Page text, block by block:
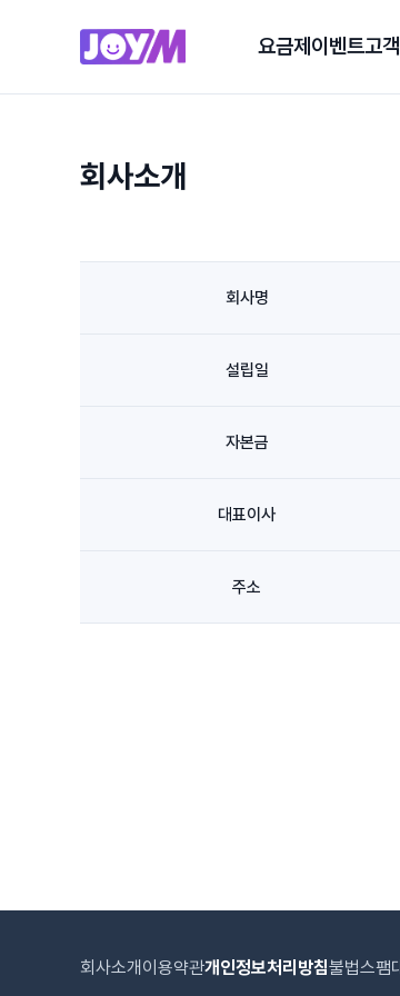
요금제 이벤트고
회사소개
회사명
설립일
자본금
대표이사
주소
회사소개 이용약관개인정보처리방침불법스팸